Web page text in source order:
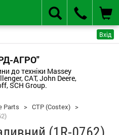
Вхід
АГРО"
до техніки Massey
CAT, John Deere,
SCH Group.
Parts > CTP (Costex) >